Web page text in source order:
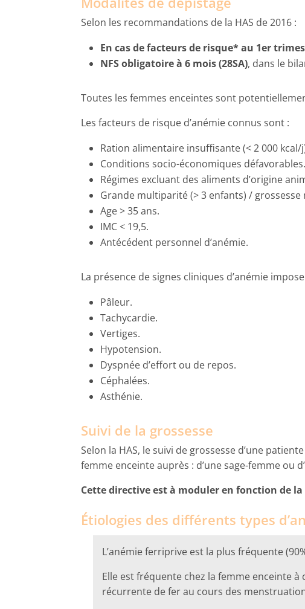
Selon les recommandations de la HAS de 2016 :
En cas de facteurs de risque* au 1er
NFS obligatoire à 6 mois (28SA), dans le
Toutes les femmes enceintes sont
Les facteurs de risque d’anémie connus sont :
Ration alimentaire insuffisante (< 2 000 kcal/
Conditions socio-économiques défavorables.
Régimes excluant des aliments d’origine
Grande multiparité (> 3 enfants) /
Age > 35 ans.
IMC < 19,5.
Antécédent personnel d’anémie.
La présence de signes cliniques d’anémie
Pâleur.
Tachycardie.
Vertiges.
Hypotension.
Dyspnée d’effort ou de repos.
Céphalées.
Asthénie.
Suivi de la grossesse
Selon la HAS, le suivi de grossesse d’une
femme enceinte auprès : d’une sage-femme ou
Cette directive est à moduler en fonction de la
Étiologies des différents types
L’anémie ferriprive est la plus fréquente
Elle est fréquente chez la femme enceinte
récurrente de fer au cours des